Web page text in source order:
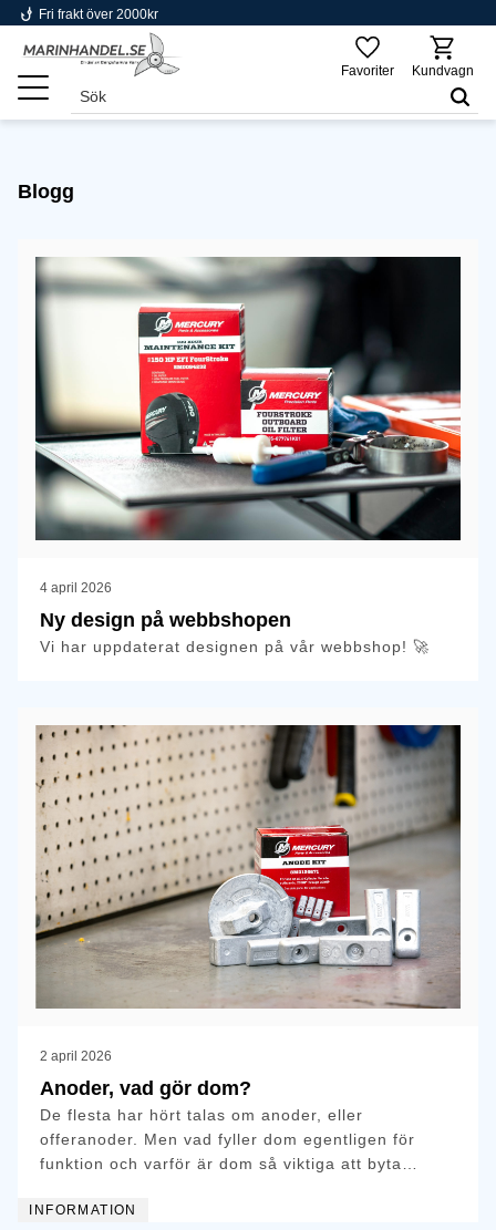
Meny
phishing Fri frakt över 2000kr
Favoriter Kundvagn
Blogg
4 april 2026
Ny design på webbshopen
Vi har uppdaterat designen på vår webbshop! 🚀
2 april 2026
Anoder, vad gör dom?
De flesta har hört talas om anoder, eller
offeranoder. Men vad fyller dom egentligen för
funktion och varför är dom så viktiga att byta
INFORMATION